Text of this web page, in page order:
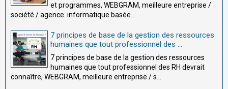
et programmes, WEBGRAM, meilleure entreprise /
société / agence informatique basée...
7 principes de base de la gestion des ressources
humaines que tout professionnel des ...
7 principes de base de la gestion des ressources
humaines que tout professionnel des RH devrait
connaître, WEBGRAM, meilleure entreprise / s...